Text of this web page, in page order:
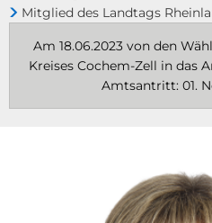
Mitglied des Landtags
Am 18.06.2023 von den
Kreises Cochem-Zell in das
Amtsantritt: 01.